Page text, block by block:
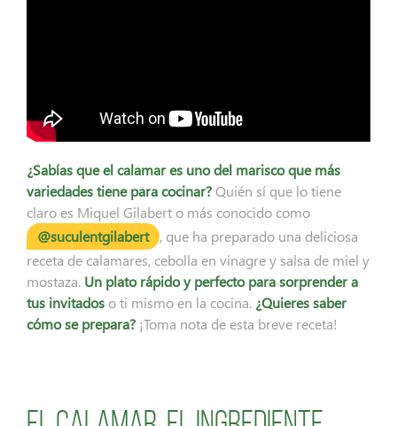
¿Sabías que el calamar es uno del marisco que más
variedades tiene para cocinar?Quién sí que lo tiene
claro es Miquel Gilabert o más conocido como
@suculentgilabert
, que ha preparado una deliciosa
receta de calamares, cebolla en vinagre y salsa de miel y
mostaza. Un plato rápido y perfecto para sorprender a
tus invitados o ti mismo en la cocina. ¿Quieres saber
cómo se prepara? ¡Toma nota de esta breve receta!